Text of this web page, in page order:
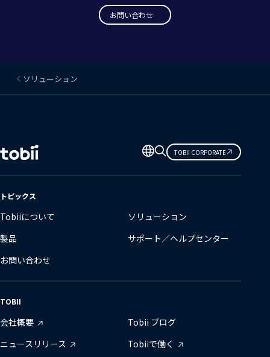
お問い合わせ
ソリューション
言
語
の
更
TOBII CORPORATE
トピックス
Tobiiについて
ソリューション
製品
サポート／ヘルプセンター
お問い合わせ
TOBII
会社概要
Tobii ブログ
ニュースリリース
Tobiiで働く